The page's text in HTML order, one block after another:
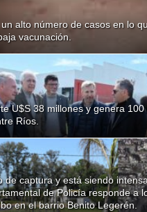
alto número de casos en lo
vacunación.
U$S 38 millones y genera
Ríos.
de captura y está siendo
de Policía responde a
en el barrio Benito Legerén.